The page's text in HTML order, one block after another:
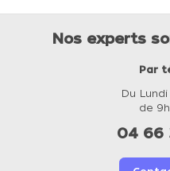
Nos experts
Par
Du
de
04 66